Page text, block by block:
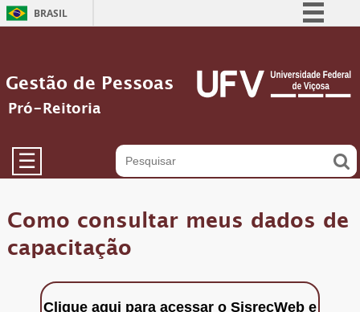
BRASIL
Participe
Legislação
Gestão de Pessoas
Pró-Reitoria
☰
Como consultar meus dados de
capacitação
Clique aqui para acessar o SisrecWeb e